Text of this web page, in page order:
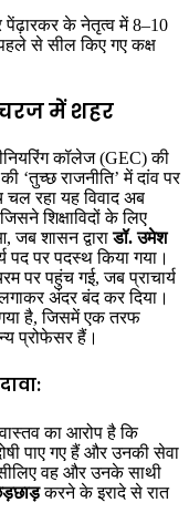
पेंढ़ारकर के नेतृत्व में 8–10
से सील किए गए कक्ष
में शहर
कॉलेज (GEC) की
‘तुच्छ राजनीति’ में दांव पर
रहा यह विवाद अब
शिक्षाविदों के लिए
जब शासन द्वाराडॉ. उमेश
पद पर पदस्थ किया गया।
पर पहुंच गई, जब प्राचार्य
अंदर बंद कर दिया।
है, जिसमें एक तरफ
प्रोफेसर हैं।
का आरोप है कि
पाए गए हैं और उनकी सेवा
वह और उनके साथी
करने के इरादे से रात